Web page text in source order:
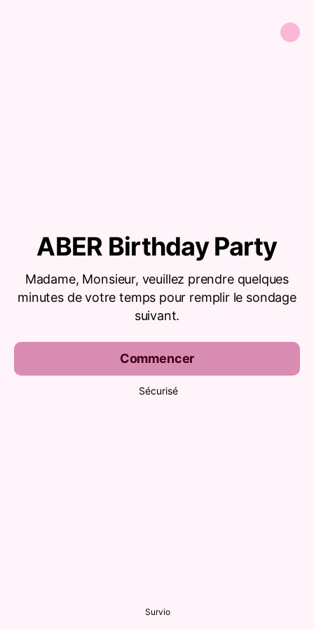
ABER Birthday Party
Madame, Monsieur, veuillez prendre quelques
minutes de votre temps pour remplir le sondage
suivant.
Commencer
Sécurisé
Survio